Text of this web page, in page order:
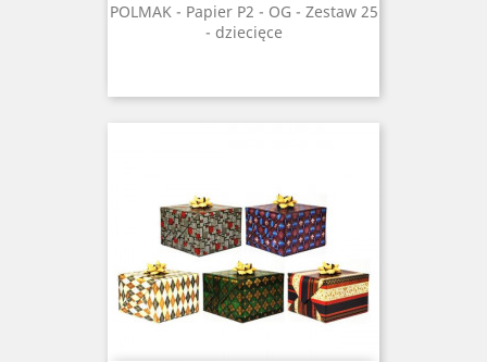
POLMAK - Papier P2 - OG - Zestaw 25
- dziecięce